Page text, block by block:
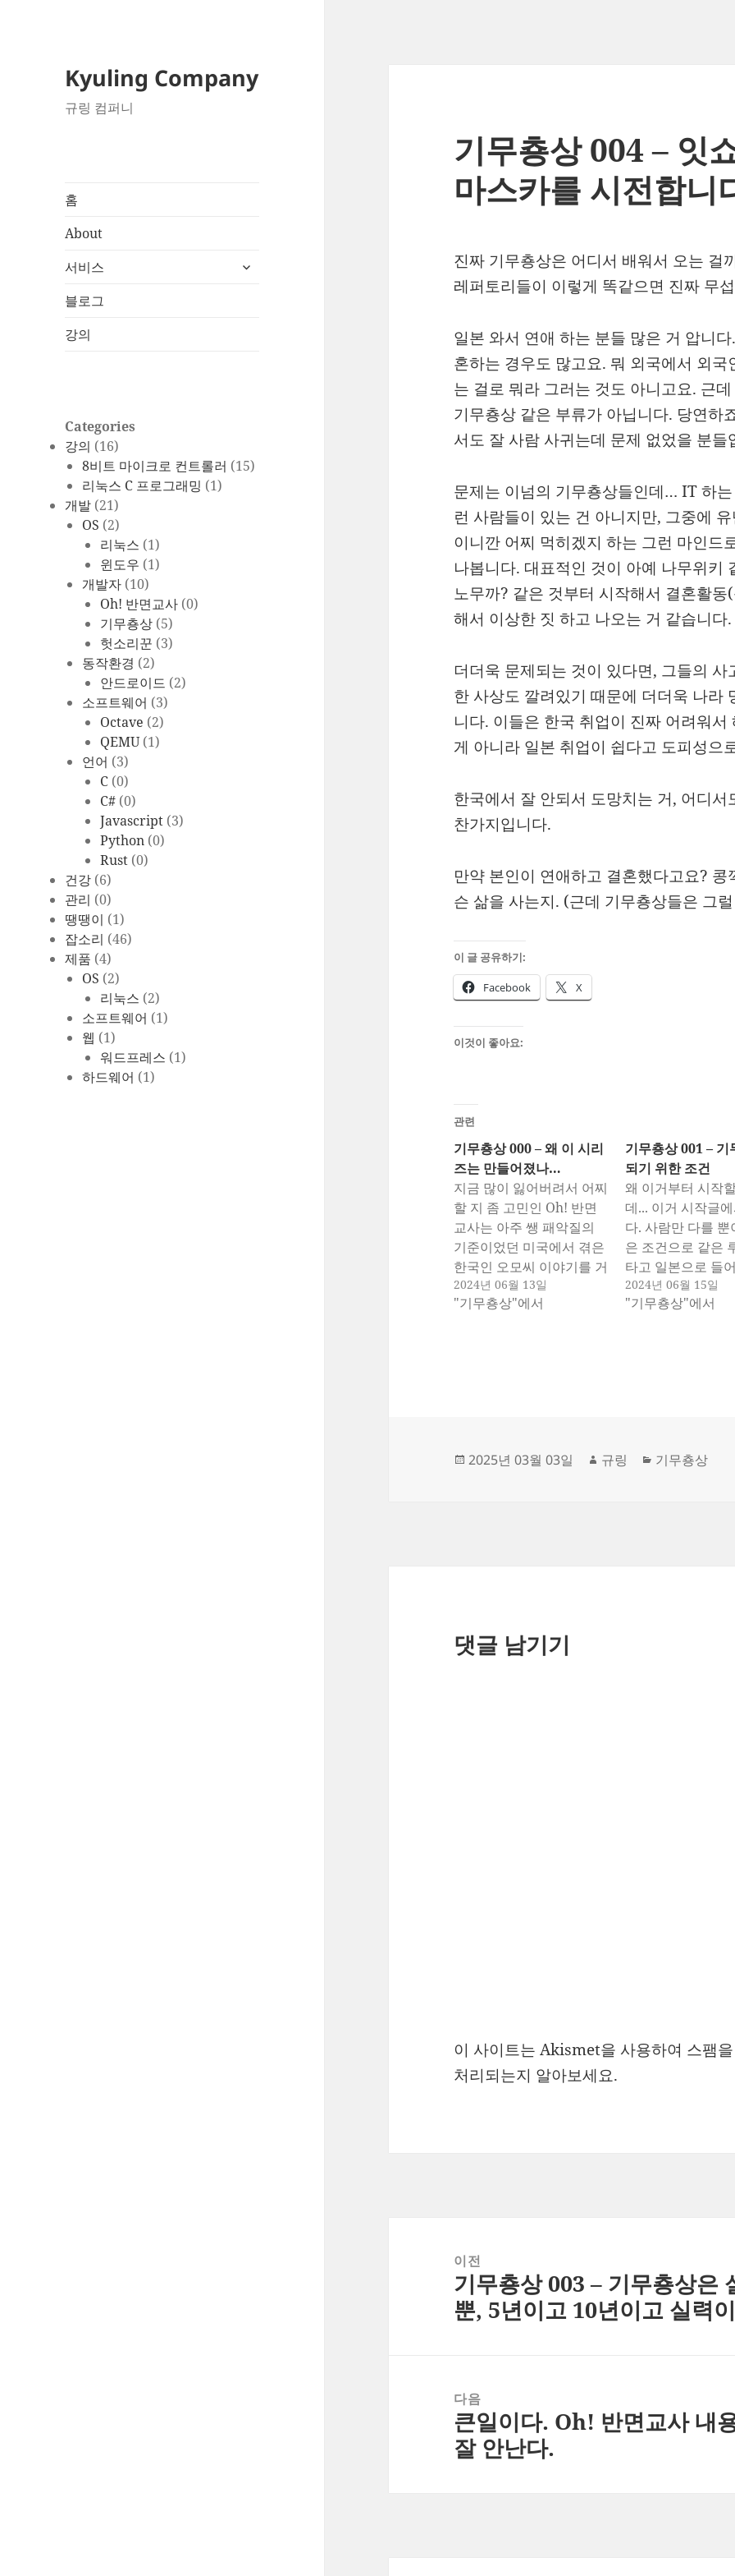
Kyuling Company
규링 컴퍼니
홈
About
서비스
하
블로그
강의
Categories
강의 (16)
8비트 마이크로 컨트롤러 (15)
리눅스 C 프로그래밍 (1)
개발 (21)
OS (2)
리눅스 (1)
윈도우 (1)
개발자 (10)
Oh! 반면교사(0)
기무춍상(5)
헛소리꾼 (3)
동작환경 (2)
안드로이드 (2)
소프트웨어 (3)
Octave (2)
QEMU(1)
언어 (3)
C(0)
C#(0)
Javascript(3)
Python(0)
Rust(0)
건강 (6)
관리 (0)
땡땡이 (1)
잡소리 (46)
제품 (4)
OS (2)
리눅스 (2)
소프트웨어 (1)
웹 (1)
워드프레스 (1)
하드웨어 (1)
기무춍상 004 – 잇
마스카를 시전합니
진짜 기무춍상은 어디서 배워서 오는 걸
레퍼토리들이 이렇게 똑같으면 진짜 무
일본 와서 연애 하는 분들 많은 거 압니
혼하는 경우도 많고요. 뭐 외국에서 외
는 걸로 뭐라 그러는 것도 아니고요. 근
기무춍상 같은 부류가 아닙니다. 당연하
서도 잘 사람 사귀는데 문제 없었을 분들
문제는 이넘의 기무춍상들인데… IT 하
런 사람들이 있는 건 아니지만, 그중에
이니깐 어찌 먹히겠지 하는 그런 마인드
나봅니다. 대표적인 것이 아예 나무위키
노무까? 같은 것부터 시작해서 결혼활
해서 이상한 짓 하고 나오는 거 같습니다.
더더욱 문제되는 것이 있다면, 그들의
한 사상도 깔려있기 때문에 더더욱 나라
니다. 이들은 한국 취업이 진짜 어려워
게 아니라 일본 취업이 쉽다고 도피성으
한국에서 잘 안되서 도망치는 거, 어디
찬가지입니다.
만약 본인이 연애하고 결혼했다고요?
슨 삶을 사는지. (근데 기무춍상들은 그
이 글 공유하기:
Facebook X
이것이 좋아요:
관련
기무춍상 000 – 왜 이 시리
즈는 만들어졌나…
지금 많이 잃어버려서 어찌
할 지 좀 고민인 Oh! 반면
교사는 아주 쌩 패악질의
기준이었던 미국에서 겪은
한국인 오모씨 이야기를 거
의 각색했다. 그러면서 하
면 안되는 짓에 대한 반면
2024년 06월 13일
"기무춍상"에서
기무춍상 001 – 기
되기 위한 조건
왜 이거부터 시작
데... 이거 시작글
다. 사람만 다를 뿐
은 조건으로 같은
타고 일본으로 들
은 절차를 밟고 그
국으로 리턴하는 케
우를 볼…
2024년 06월 15일
"기무춍상"에서
작
2025년 03월 03일
글
규링
카
기무춍상
댓글 남기기
이 사이트는 Akismet을 사용하여 스팸
처리되는지 알아보세요.
이전
이
전
기무춍상 003 – 기무춍상은
뿐, 5년이고 10년이고 실력
다음
다
음
큰일이다. Oh! 반면교사 내
잘 안난다.